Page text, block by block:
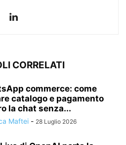
CORRELATI
commerce: come
catalogo e pagamento
la chat senza...
Maftei - 28 Luglio 2026